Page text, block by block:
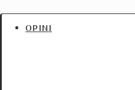
OPINI